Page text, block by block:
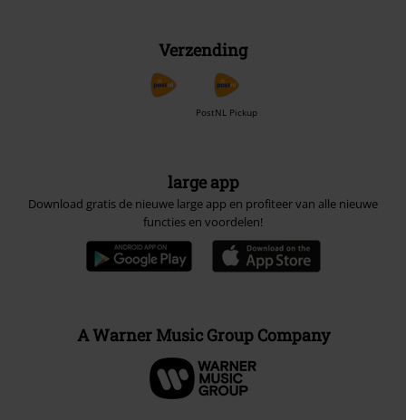
Verzending
PostNL Pickup
large app
Download gratis de nieuwe large app en profiteer van alle nieuwe
functies en voordelen!
A Warner Music Group Company